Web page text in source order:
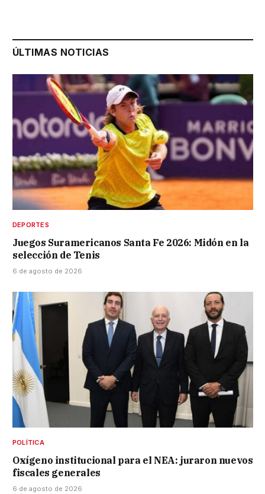
ÚLTIMAS NOTICIAS
DEPORTES
Juegos Suramericanos Santa Fe 2026: Midón en la
selección de Tenis
6 de agosto de 2026
POLÍTICA
Oxígeno institucional para el NEA: juraron nuevos
fiscales generales
6 de agosto de 2026